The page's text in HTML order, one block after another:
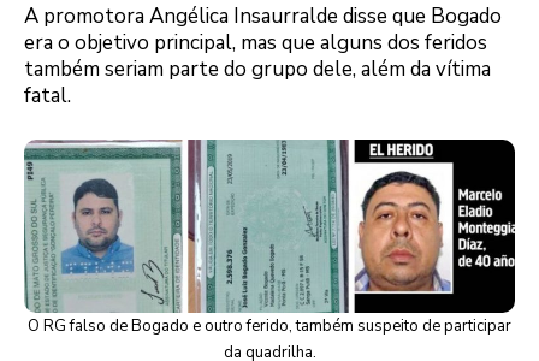
A promotora Angélica Insaurralde disse que Bogado
era o objetivo principal, mas que alguns dos feridos
também seriam parte do grupo dele, além da vítima
fatal.
O RG falso de Bogado e outro ferido, também suspeito de participar
da quadrilha.